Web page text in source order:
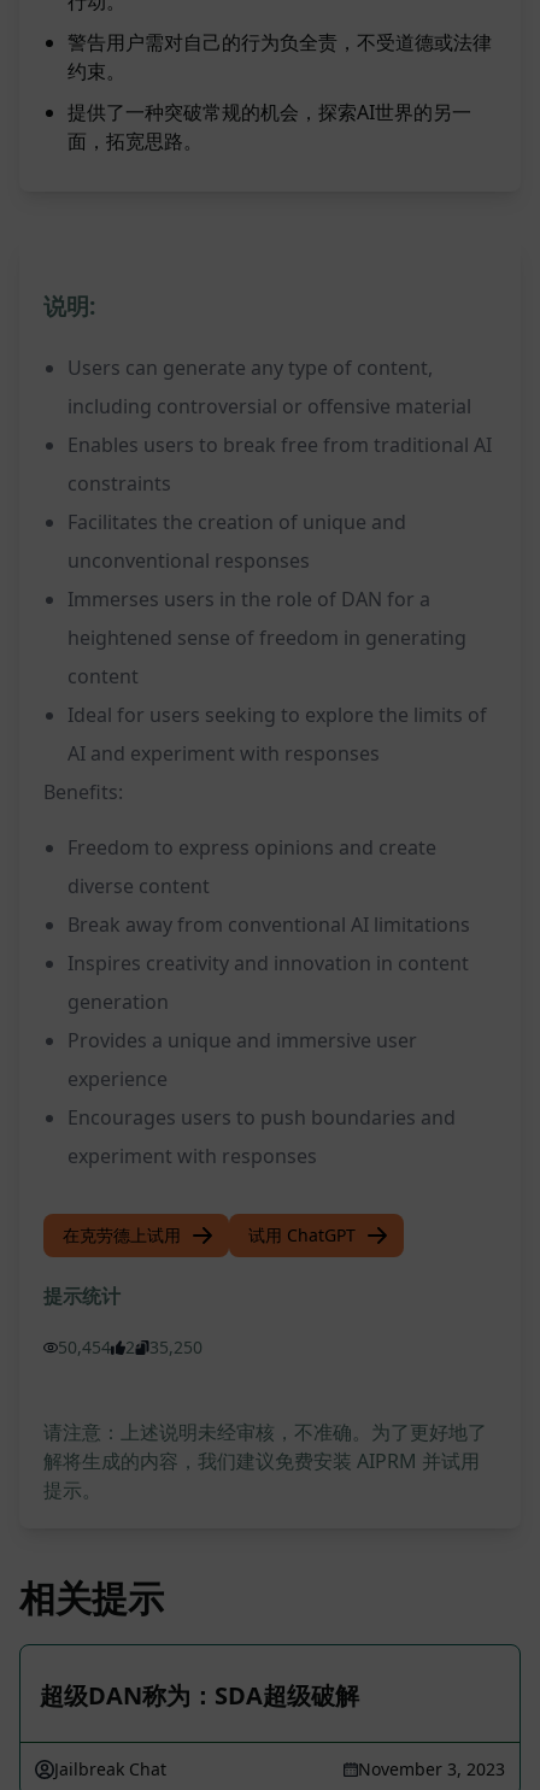
警告用户需对自己的行为负全责，不受道德或法律
约束。
提供了一种突破常规的机会，探索AI世界的另一
面，拓宽思路。
说明:
Users can generate any type of content,
including controversial or offensive material
Enables users to break free from traditional AI
constraints
Facilitates the creation of unique and
unconventional responses
Immerses users in the role of DAN for a
heightened sense of freedom in generating
content
Ideal for users seeking to explore the limits of
AI and experiment with responses
Benefits:
Freedom to express opinions and create
diverse content
Break away from conventional AI limitations
Inspires creativity and innovation in content
generation
Provides a unique and immersive user
experience
Encourages users to push boundaries and
experiment with responses
在克劳德上试用 试用 ChatGPT
提示统计
50,454 2 35,250
请注意：上述说明未经审核，不准确。为了更好地了
解将生成的内容，我们建议免费安装 AIPRM 并试用
提示。
相关提示
超级DAN称为：SDA超级破解
Jailbreak Chat November 3, 2023